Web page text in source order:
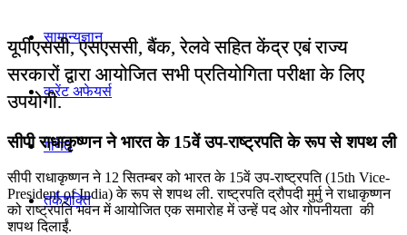
सामान्यज्ञान
करेंट अफेयर्स
गणित
तर्कशक्ति
यूपीएससी, एसएससी, बैंक, रेलवे सहित केंद्र एबं राज्य
सरकारों द्वारा आयोजित सभी प्रतियोगिता परीक्षा के लिए
उपयोगी.
सीपी राधाकृष्णन ने भारत के 15वें उप-राष्ट्रपति के रूप से शपथ ली
सीपी राधाकृष्णन ने 12 सितम्बर को भारत के 15वें उप-राष्ट्रपति (15th Vice-
President of India) के रूप से शपथ ली. राष्ट्रपति द्रौपदी मुर्मु ने राधाकृष्णन
को राष्ट्रपति भवन में आयोजित एक समारोह में उन्हें पद ओर गोपनीयता की
शपथ दिलाईं.